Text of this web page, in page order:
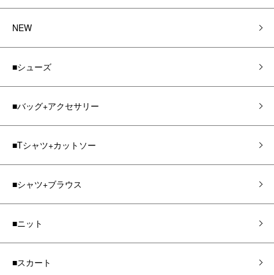
NEW
■シューズ
■バッグ+アクセサリー
■Tシャツ+カットソー
■シャツ+ブラウス
■ニット
■スカート